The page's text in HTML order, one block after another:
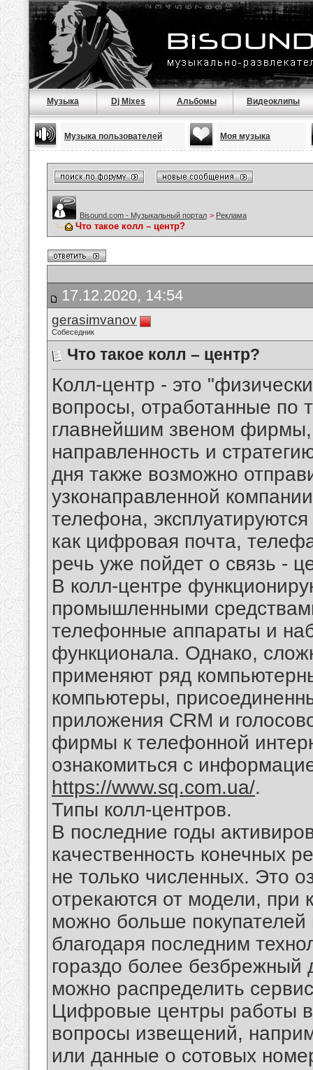
Музыка Dj Mixes Альбомы Видеоклипы
Музыка пользователей Моя музыка
Bisound.com - Музыкальный портал > Реклама
Что такое колл – центр?
17.12.2020, 14:54
gerasimvanov
Собеседник
Что такое колл – центр?
Колл-центр - это
вопросы, отработанные по
главнейшим звеном фирмы,
направленность и
дня также возможно
узконаправленной
телефона,
как цифровая почта,
речь уже пойдет о связь -
В колл-центре
промышленными
телефонные аппараты и
функционала. Однако,
применяют ряд
компьютеры,
приложения CRM и
фирмы к телефонной
ознакомиться с
https://www.sq.com.ua/.
Типы колл-центров.
В последние годы
качественность конечных
не только численных. Это
отрекаются от модели, при
можно больше
благодаря последним
гораздо более безбрежный
можно распределить
Цифровые центры работы
вопросы извещений,
или данные о сотовых